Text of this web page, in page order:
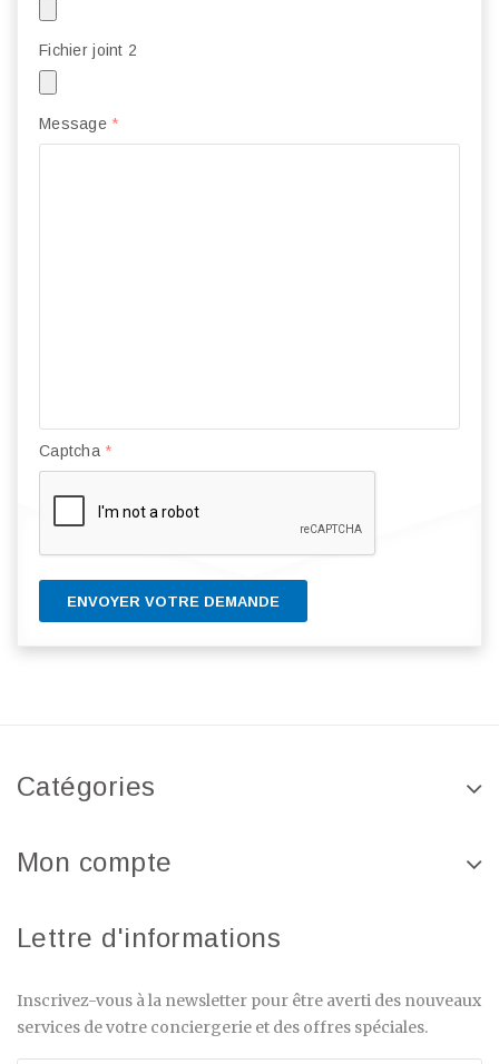
Fichier joint 2
Message *
Captcha *
ENVOYER VOTRE DEMANDE
Catégories
Mon compte
Lettre d'informations
Inscrivez-vous à la newsletter pour être averti des nouveaux
services de votre conciergerie et des offres spéciales.